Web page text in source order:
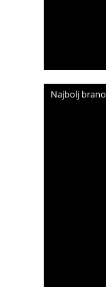
Najbolj brano